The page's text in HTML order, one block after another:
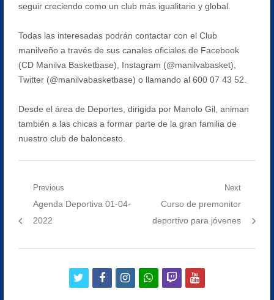
seguir creciendo como un club más igualitario y global.
Todas las interesadas podrán contactar con el Club
manilveño a través de sus canales oficiales de Facebook
(CD Manilva Basketbase), Instagram (@manilvabasket),
Twitter (@manilvabasketbase) o llamando al 600 07 43 52.
Desde el área de Deportes, dirigida por Manolo Gil, animan
también a las chicas a formar parte de la gran familia de
nuestro club de baloncesto.
Navegación
de
Previous
Previous
post:
Agenda Deportiva 01-04-
2022
Next
Next
post:
Curso de premonitor
deportivo para jóvenes
twitterfacebookinstagramwhatsapp
twitchyoutube